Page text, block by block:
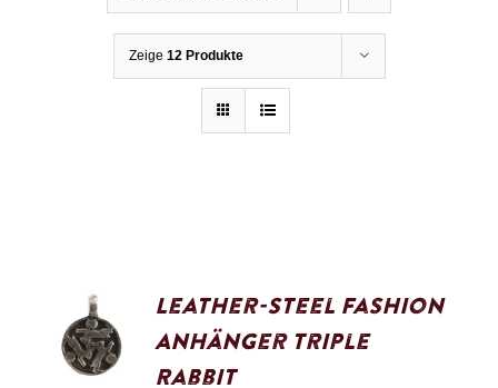
Zeige 12 Produkte
Leather-Steel Fashion
Anhänger Triple
Rabbit